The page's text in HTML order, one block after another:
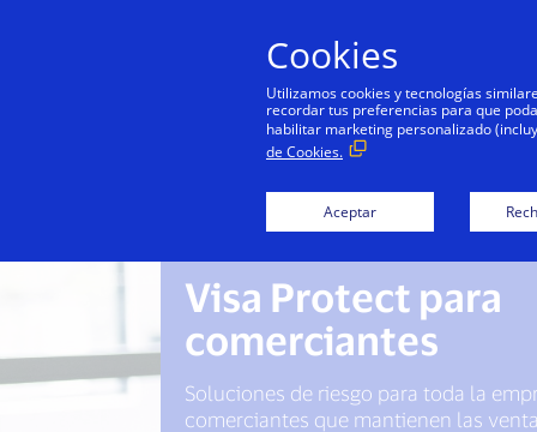
Visa Protect para
comerciantes
Soluciones de riesgo para toda la
comerciantes que mantienen las
Cookies
Utilizamos cookies y tecnologías
recordar tus preferencias para que
habilitar marketing personalizado
de Cookies.
Aceptar